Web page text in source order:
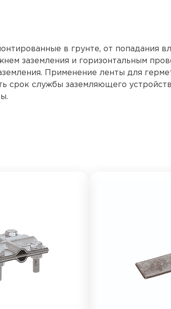
в грунте, от попадания
заземления и горизонтальным
Применение ленты для
срок службы заземляющего